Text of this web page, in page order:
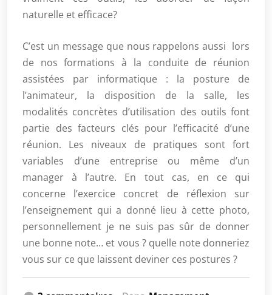
naturelle et efficace?
C’est un message que nous rappelons aussi lors
de nos formations à la conduite de réunion
assistées par informatique : la posture de
l’animateur, la disposition de la salle, les
modalités concrètes d’utilisation des outils font
partie des facteurs clés pour l’efficacité d’une
réunion. Les niveaux de pratiques sont fort
variables d’une entreprise ou même d’un
manager à l’autre. En tout cas, en ce qui
concerne l’exercice concret de réflexion sur
l’enseignement qui a donné lieu à cette photo,
personnellement je ne suis pas sûr de donner
une bonne note… et vous ? quelle note donneriez
vous sur ce que laissent deviner ces postures ?